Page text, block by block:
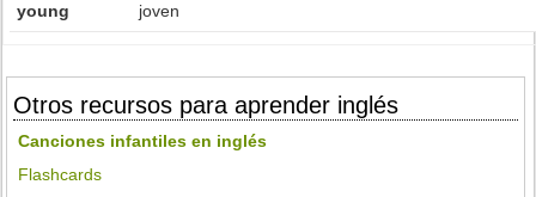
young joven
Otros recursos para aprender inglés
Canciones infantiles en inglés
Flashcards